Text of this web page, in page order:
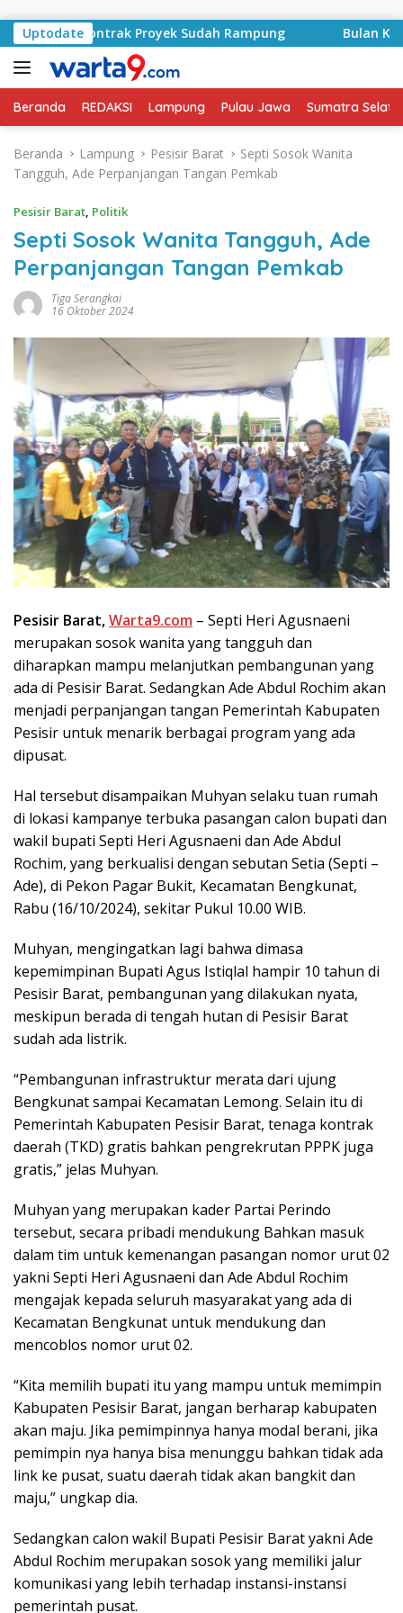
Uptodate
Kontrak Proyek Sudah Rampung Bulan
Beranda REDAKSI Lampung Pulau Jawa Sumatra
Beranda Lampung Pesisir Barat
Septi Sosok Wanita
Tangguh, Ade Perpanjangan Tangan Pemkab
Pesisir Barat, Politik
Septi Sosok Wanita Tangguh, Ade
Perpanjangan Tangan Pemkab
Tiga Serangkai
16 Oktober 2024
Pesisir Barat,Warta9.com – Septi Heri Agusnaeni
merupakan sosok wanita yang tangguh dan
diharapkan mampu melanjutkan pembangunan yang
ada di Pesisir Barat. Sedangkan Ade Abdul Rochim akan
menjadi perpanjangan tangan Pemerintah Kabupaten
Pesisir untuk menarik berbagai program yang ada
dipusat.
Hal tersebut disampaikan Muhyan selaku tuan rumah
di lokasi kampanye terbuka pasangan calon bupati dan
wakil bupati Septi Heri Agusnaeni dan Ade Abdul
Rochim, yang berkualisi dengan sebutan Setia (Septi –
Ade), di Pekon Pagar Bukit, Kecamatan Bengkunat,
Rabu (16/10/2024), sekitar Pukul 10.00 WIB.
Muhyan, mengingatkan lagi bahwa dimasa
kepemimpinan Bupati Agus Istiqlal hampir 10 tahun di
Pesisir Barat, pembangunan yang dilakukan nyata,
meskipun berada di tengah hutan di Pesisir Barat
sudah ada listrik.
“Pembangunan infrastruktur merata dari ujung
Bengkunat sampai Kecamatan Lemong. Selain itu di
Pemerintah Kabupaten Pesisir Barat, tenaga kontrak
daerah (TKD) gratis bahkan pengrekrutan PPPK juga
gratis,” jelas Muhyan.
Muhyan yang merupakan kader Partai Perindo
tersebut, secara pribadi mendukung Bahkan masuk
dalam tim untuk kemenangan pasangan nomor urut 02
yakni Septi Heri Agusnaeni dan Ade Abdul Rochim
mengajak kepada seluruh masyarakat yang ada di
Kecamatan Bengkunat untuk mendukung dan
mencoblos nomor urut 02.
“Kita memilih bupati itu yang mampu untuk memimpin
Kabupaten Pesisir Barat, jangan berharap kabupaten
akan maju. Jika pemimpinnya hanya modal berani, jika
pemimpin nya hanya bisa menunggu bahkan tidak ada
link ke pusat, suatu daerah tidak akan bangkit dan
maju,” ungkap dia.
Sedangkan calon wakil Bupati Pesisir Barat yakni Ade
Abdul Rochim merupakan sosok yang memiliki jalur
komunikasi yang lebih terhadap instansi-instansi
pemerintah pusat.